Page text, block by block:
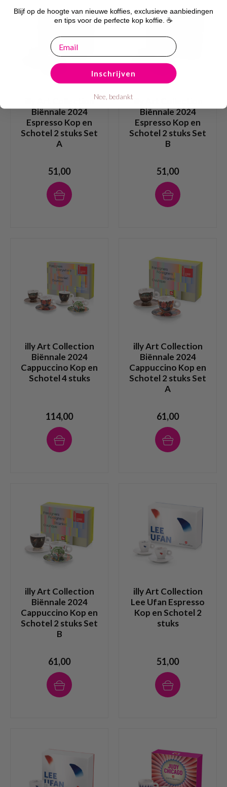
Biënnale 2024
Espresso Kop en
Schotel 2 stuks Set
A
51,00
Biënnale 2024
Espresso Kop en
Schotel 2 stuks Set
B
51,00
illy Art Collection
Biënnale 2024
Cappuccino Kop en
Schotel 4 stuks
114,00
illy Art Collection
Biënnale 2024
Cappuccino Kop en
Schotel 2 stuks Set
A
61,00
illy Art Collection
Biënnale 2024
Cappuccino Kop en
Schotel 2 stuks Set
B
61,00
illy Art Collection
Lee Ufan Espresso
Kop en Schotel 2
stuks
51,00
Blijf op de hoogte van nieuwe koffies, exclusieve aanbiedingen
en tips voor de perfecte kop koffie. ☕
email
Inschrijven
Nee, bedankt